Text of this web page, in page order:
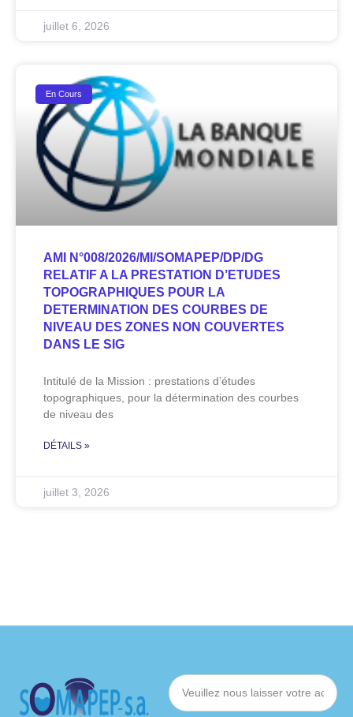
juillet 6, 2026
En Cours
AMI N°008/2026/MI/SOMAPEP/DP/DG
RELATIF A LA PRESTATION D’ETUDES
TOPOGRAPHIQUES POUR LA
DETERMINATION DES COURBES DE
NIVEAU DES ZONES NON COUVERTES
DANS LE SIG
Intitulé de la Mission : prestations d’études
topographiques, pour la détermination des courbes
de niveau des
DÉTAILS »
juillet 3, 2026